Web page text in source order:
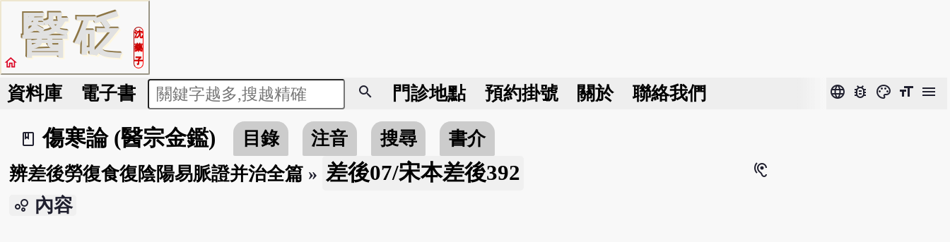
醫砭
沈
藥
子
home
資料庫 電子書 search 門診地點 預約掛號 關於 聯絡我們 language bug_report color_lens format_size menu
book_2
傷寒論 (醫宗金鑑) 目錄 注音 搜尋
書介
辨差後勞復食復陰陽易脈證并治全篇» 差後07/宋本差後392 hearing
bubble_chart 內容